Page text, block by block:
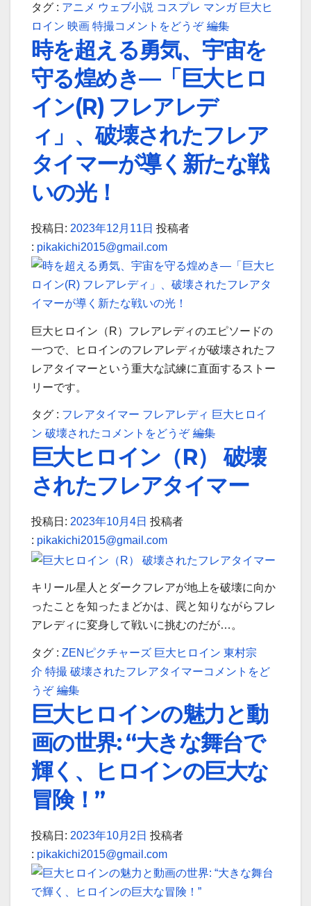
と
一
緒
に
未
知
の
世
界
と
緒
未
世
界
タグ : アニメ ウェブ小説 コスプレ マンガ 巨大ヒ
ロイン 映画 特撮コメントをどうぞ(巨
大
ヒ
ロ
イ
ン：
ス
ク
リ
を
支
す
る
「サ
に
は
制
限
ン
た
ち
険」)
編集巨
大
ヒ
ロ
ス
ク
リ
を
支
す
る
「サ
に
制
イ
ン
た
ち
の
時を超える勇気、宇宙を
守る煌めき—「巨大ヒロ
イン(R) フレアレデ
ィ」、破壊されたフレア
タイマーが導く新たな戦
いの光！
投稿日: 2023年12月11日 投稿者
: pikakichi2015@gmail.com
巨大ヒロイン（R）フレアレディのエピソードの
一つで、ヒロインのフレアレディが破壊されたフ
レアタイマーという重大な試練に直面するストー
リーです。
タグ : フレアタイマー フレアレディ 巨大ヒロイ
ン 破壊された コメントをどうぞ(時
を
え
宇
宙
を
守
煌
—
「巨
大
ヒ
編集時
を
え
宇
宙
を
守
煌
め
—
「巨
大
ヒ
巨大ヒロイン（R） 破壊
されたフレアタイマー
投稿日: 2023年10月4日 投稿者
: pikakichi2015@gmail.com
キリール星人とダークフレアが地上を破壊に向か
ったことを知ったまどかは、罠と知りながらフレ
アレディに変身して戦いに挑むのだが…。
タグ : ZENピクチャーズ 巨大ヒロイン 東村宗
介 特撮 破壊されたフレアタイマーコメントをど
うぞ(巨
大
ヒ
ロ
イ
ン
（R）
壊
さ
れ
た
編集巨
大
ヒ
ロ
ン
（R）
壊
さ
れ
た
巨大ヒロインの魅力と動
画の世界: “大きな舞台で
輝く、ヒロインの巨大な
冒険！”
投稿日: 2023年10月2日 投稿者
: pikakichi2015@gmail.com